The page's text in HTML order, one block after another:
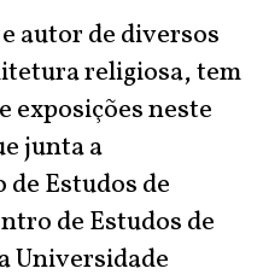
autor de diversos
religiosa, tem
exposições neste
junta a
Estudos de
de Estudos de
Universidade